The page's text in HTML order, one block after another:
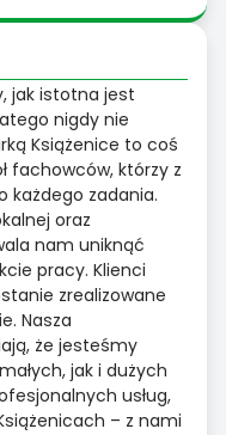
jak istotna jest
nigdy nie
Książenice to coś
fachowców, którzy z
każdego zadania.
oraz
nam uniknąć
pracy. Klienci
zrealizowane
Nasza
że jesteśmy
jak i dużych
usług,
– z nami